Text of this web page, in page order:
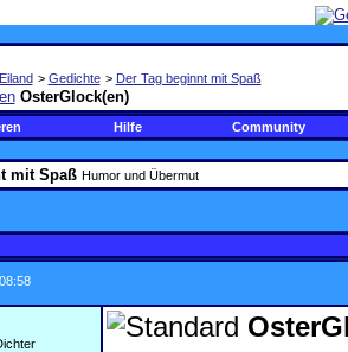
> Gedichte > Der Tag beginnt mit Spaß
OsterGlock(en)
Hilfe Community
mit Spaß Humor und Übermut